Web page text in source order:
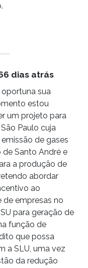
dias atrás
sua
estou
um projeto para
Paulo cuja
de gases
Santo André e
a produção de
abordar
ao
empresas no
para geração de
função de
que possa
a SLU, uma vez
da redução